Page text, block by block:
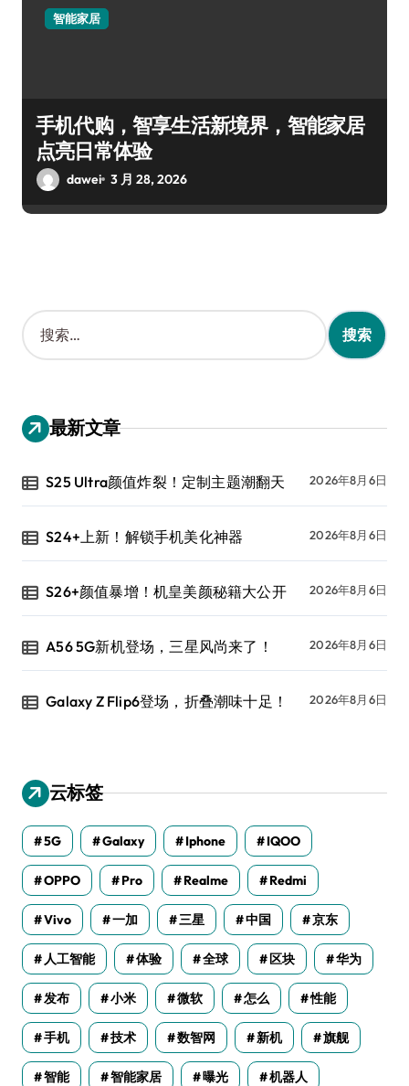
智能家居
手机代购，智享生活新境界，智能家居
点亮日常体验
dawei 3 月 28, 2026
搜
索
：
最新文章
S25 Ultra颜值炸裂！定制主题潮翻天 2026年8月6日
S24+上新！解锁手机美化神器 2026年8月6日
S26+颜值暴增！机皇美颜秘籍大公开 2026年8月6日
A56 5G新机登场，三星风尚来了！ 2026年8月6日
Galaxy Z Flip6登场，折叠潮味十足！ 2026年8月6日
云标签
5G Galaxy Iphone IQOO
OPPO Pro Realme Redmi
Vivo 一加 三星 中国 京东
人工智能 体验 全球 区块 华为
发布 小米 微软 怎么 性能
手机 技术 数智网 新机 旗舰
智能 智能家居 曝光 机器人